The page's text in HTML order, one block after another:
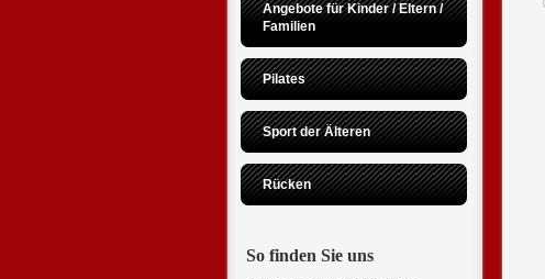
Angebote für Kinder / Eltern /
Familien
Pilates
Sport der Älteren
Rücken
So finden Sie uns